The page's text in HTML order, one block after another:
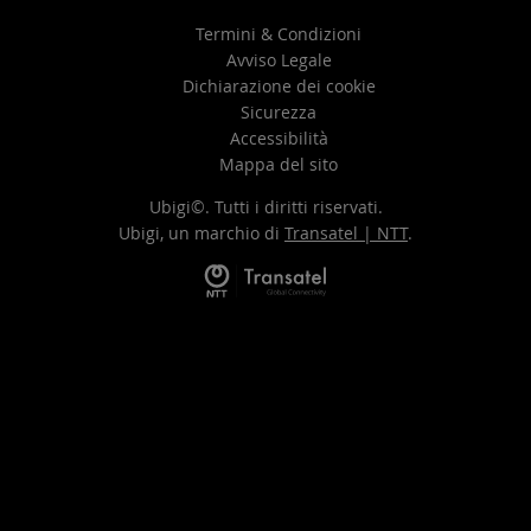
Termini & Condizioni
Avviso Legale
Dichiarazione dei cookie
Sicurezza
Accessibilità
Mappa del sito
Ubigi©. Tutti i diritti riservati.
Ubigi, un marchio di Transatel | NTT.